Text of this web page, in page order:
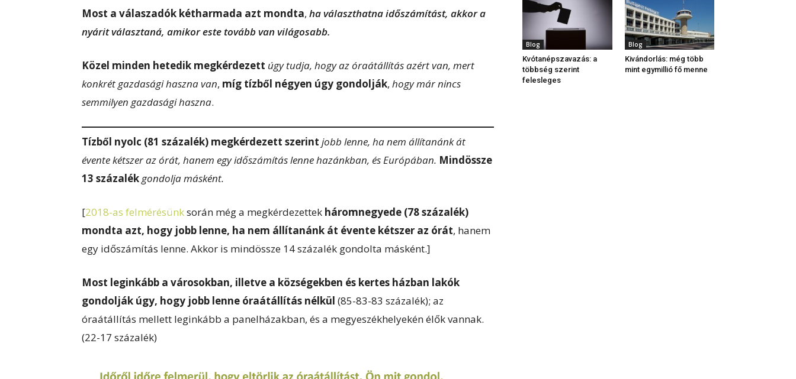
Most a válaszadók kétharmada azt mondta, ha választhatna időszámítást, akkor a
nyárit választaná, amikor este tovább van világosabb.
Közel minden hetedik megkérdezett úgy tudja, hogy az óraátállítás azért van, mert
konkrét gazdasági haszna van, míg tízből négyen úgy gondolják, hogy már nincs
semmilyen gazdasági haszna.
Tízből nyolc (81 százalék) megkérdezett szerint jobb lenne, ha nem állítanánk át
évente kétszer az órát, hanem egy időszámítás lenne hazánkban, és Európában. Mindössze
13 százalékgondolja másként.
[2018-as felmérésünksorán még a megkérdezettek háromnegyede (78 százalék)
mondta azt, hogy jobb lenne, ha nem állítanánk át évente kétszer az órát, hanem
egy időszámítás lenne. Akkor is mindössze 14 százalék gondolta másként.]
Most leginkább a városokban, illetve a községekben és kertes házban lakók
gondolják úgy, hogy jobb lenne óraátállítás nélkül (85-83-83 százalék); az
óraátállítás mellett leginkább a panelházakban, és a megyeszékhelyekén élők vannak.
(22-17 százalék)
Blog
Kvótanépszavazás: a
többség szerint
felesleges
Blog
Kivándorlás: még több
mint egymillió fő menne